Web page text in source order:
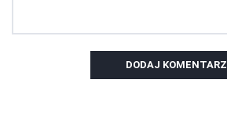
DODAJ KOMENTARZ